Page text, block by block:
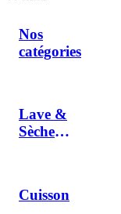
Nos
catégories
Lave &
Sèche
Cuisson